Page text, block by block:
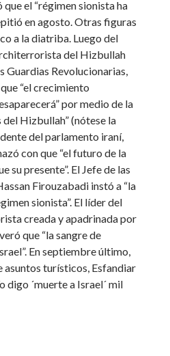
el “régimen sionista ha
en agosto. Otras figuras
a la diatriba. Luego del
del Hizbullah
Guardias Revolucionarias,
“el crecimiento
por medio de la
Hizbullah” (nótese la
del parlamento iraní,
con que “el futuro de la
su presente”. El Jefe de las
Firouzabadi instó a “la
sionista”. El líder del
creada y apadrinada por
que “la sangre de
En septiembre último,
asuntos turísticos, Esfandiar
digo ´muerte a Israel´ mil